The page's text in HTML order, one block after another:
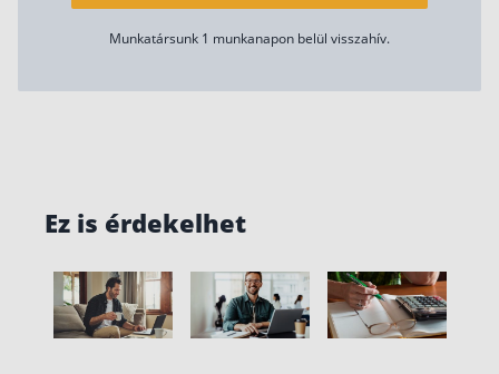
Munkatársunk 1 munkanapon belül visszahív.
Ez is érdekelhet